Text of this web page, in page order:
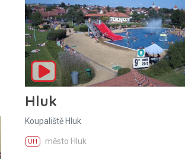
Hluk
Koupaliště Hluk
UH město Hluk